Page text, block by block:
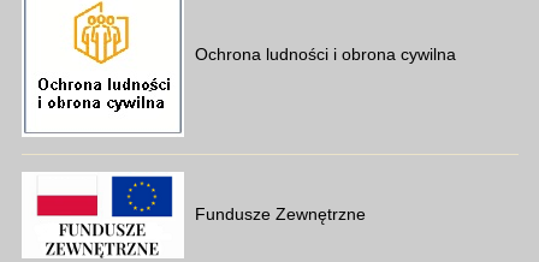
Ochrona ludności i obrona cywilna
Fundusze Zewnętrzne